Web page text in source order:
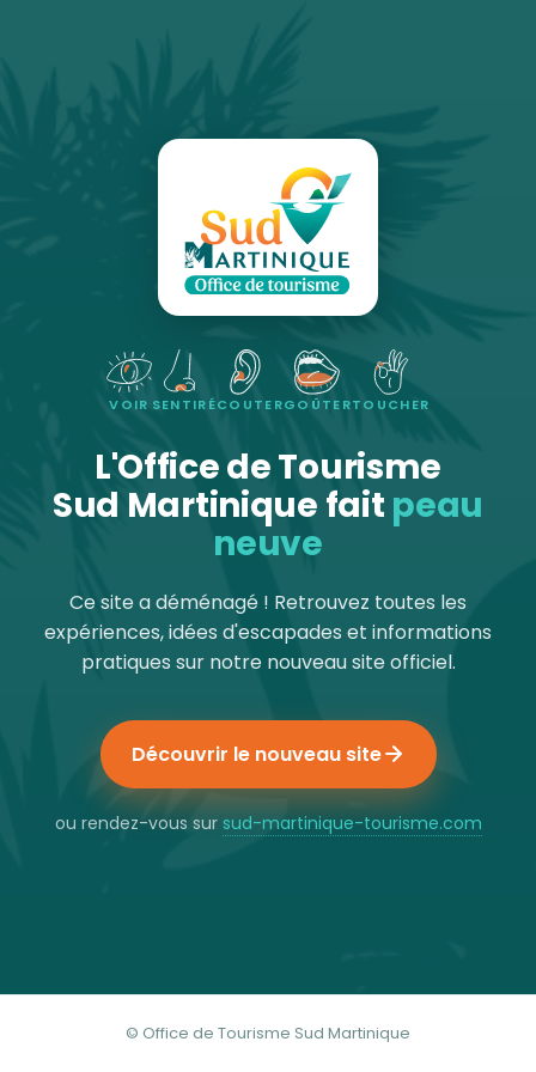
VOIR SENTIRÉCOUTERGOÛTERTOUCHER
L'Office de Tourisme
Sud Martinique fait peau
neuve
Ce site a déménagé ! Retrouvez toutes les
expériences, idées d'escapades et informations
pratiques sur notre nouveau site officiel.
Découvrir le nouveau site
ou rendez-vous sur sud-martinique-tourisme.com
© Office de Tourisme Sud Martinique